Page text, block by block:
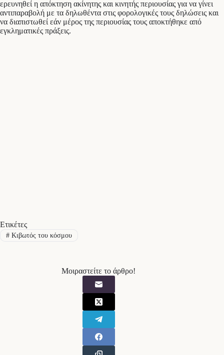
ερευνηθεί η απόκτηση ακίνητης και κινητής περιουσίας για να γίνει
αντιπαραβολή με τα δηλωθέντα στις φορολογικές τους δηλώσεις και
να διαπιστωθεί εάν μέρος της περιουσίας τους αποκτήθηκε από
εγκληματικές πράξεις.
Ετικέτες
#Κιβωτός του κόσμου
Μοιραστείτε το άρθρο!